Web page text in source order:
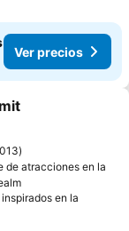
Ver precios
de atracciones en la
en la